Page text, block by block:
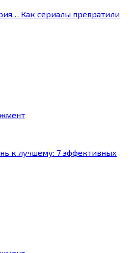
Как сериалы превратили
к лучшему: 7 эффективных